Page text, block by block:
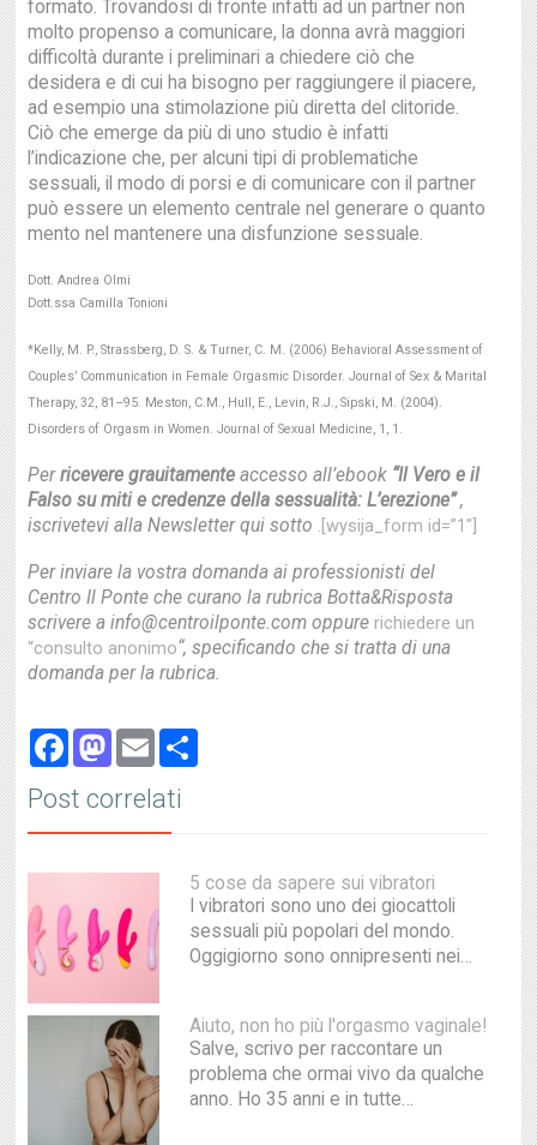
formato. Trovandosi di fronte infatti ad un partner non
molto propenso a comunicare, la donna avrà maggiori
difficoltà durante i preliminari a chiedere ciò che
desidera e di cui ha bisogno per raggiungere il piacere,
ad esempio una stimolazione più diretta del clitoride.
Ciò che emerge da più di uno studio è infatti
l’indicazione che, per alcuni tipi di problematiche
sessuali, il modo di porsi e di comunicare con il partner
può essere un elemento centrale nel generare o quanto
mento nel mantenere una disfunzione sessuale.
Dott. Andrea Olmi
Dott.ssa Camilla Tonioni
*Kelly, M. P., Strassberg, D. S. & Turner, C. M. (2006) Behavioral Assessment of
Couples’ Communication in Female Orgasmic Disorder. Journal of Sex & Marital
Therapy, 32, 81–95. Meston, C.M., Hull, E., Levin, R.J., Sipski, M. (2004).
Disorders of Orgasm in Women. Journal of Sexual Medicine, 1, 1.
Perricevere grauitamenteaccesso all’ebook “Il Vero e il
Falso su miti e credenze della sessualità: L’erezione”,
iscrivetevi alla Newsletter qui sotto .[wysija_form id=”1″]
Per inviare la vostra domanda ai professionisti del
Centro Il Ponte che curano la rubrica Botta&Risposta
scrivere a info@centroilponte.com oppure richiedere un
“consulto anonimo“, specificando che si tratta di una
domanda per la rubrica.
Facebook
Mastodon
Email
Post correlati
5 cose da sapere sui vibratori
I vibratori sono uno dei giocattoli
sessuali più popolari del mondo.
Oggigiorno sono onnipresenti nei…
Aiuto, non ho più l'orgasmo vaginale!
Salve, scrivo per raccontare un
problema che ormai vivo da qualche
anno. Ho 35 anni e in tutte…